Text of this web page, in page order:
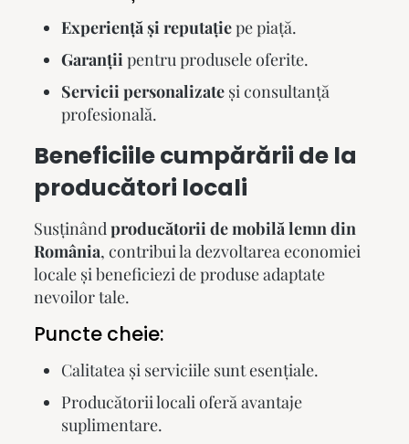
Experiență și reputațiepe piață.
Garanții pentru produsele oferite.
Servicii personalizateși consultanță
profesională.
Beneficiile cumpărării de la
producători locali
Susținând producătorii de mobilă lemn din
România, contribui la dezvoltarea economiei
locale și beneficiezi de produse adaptate
nevoilor tale.
Puncte cheie:
Calitatea și serviciile sunt esențiale.
Producătorii locali oferă avantaje
suplimentare.